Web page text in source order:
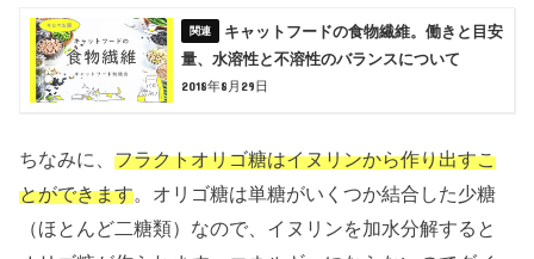
キャットフードの食物繊維。働きと目安
量、水溶性と不溶性のバランスについて
2018年8月29日
ちなみに、フラクトオリゴ糖はイヌリンから作り出すこ
とができます。オリゴ糖は単糖がいくつか結合した少糖
（ほとんど二糖類）なので、イヌリンを加水分解すると